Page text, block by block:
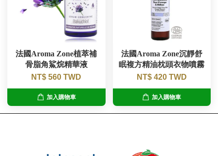
法國Aroma Zone植萃補
骨脂角鯊烷精華液
NT$ 560 TWD
加入購物車
法國Aroma Zone沉靜舒
眠複方精油枕頭衣物噴霧
NT$ 420 TWD
加入購物車